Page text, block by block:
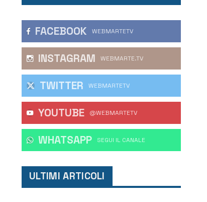
FACEBOOK WEBMARTETV
INSTAGRAM WEBMARTE.TV
TWITTER WEBMARTETV
YOUTUBE @WEBMARTETV
WHATSAPP ‎SEGUI IL CANALE
ULTIMI ARTICOLI